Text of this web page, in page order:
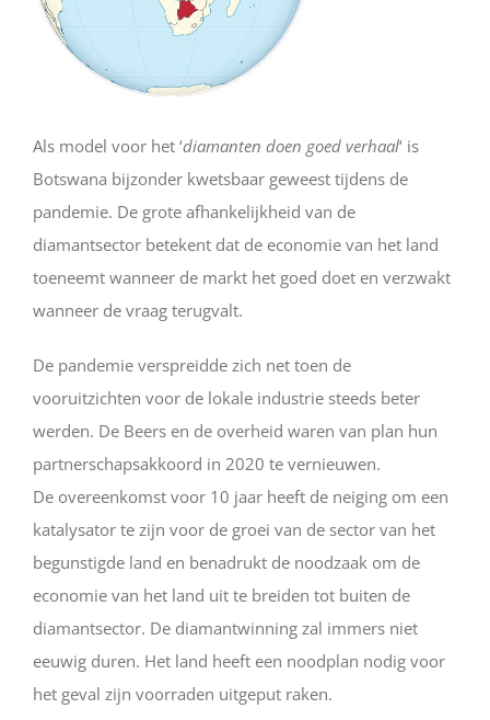
Als model voor het ‘diamanten doen goed verhaal‘ is
Botswana bijzonder kwetsbaar geweest tijdens de
pandemie. De grote afhankelijkheid van de
diamantsector betekent dat de economie van het land
toeneemt wanneer de markt het goed doet en verzwakt
wanneer de vraag terugvalt.
De pandemie verspreidde zich net toen de
vooruitzichten voor de lokale industrie steeds beter
werden. De Beers en de overheid waren van plan hun
partnerschapsakkoord in 2020 te vernieuwen.
De overeenkomst voor 10 jaar heeft de neiging om een
katalysator te zijn voor de groei van de sector van het
begunstigde land en benadrukt de noodzaak om de
economie van het land uit te breiden tot buiten de
diamantsector. De diamantwinning zal immers niet
eeuwig duren. Het land heeft een noodplan nodig voor
het geval zijn voorraden uitgeput raken.